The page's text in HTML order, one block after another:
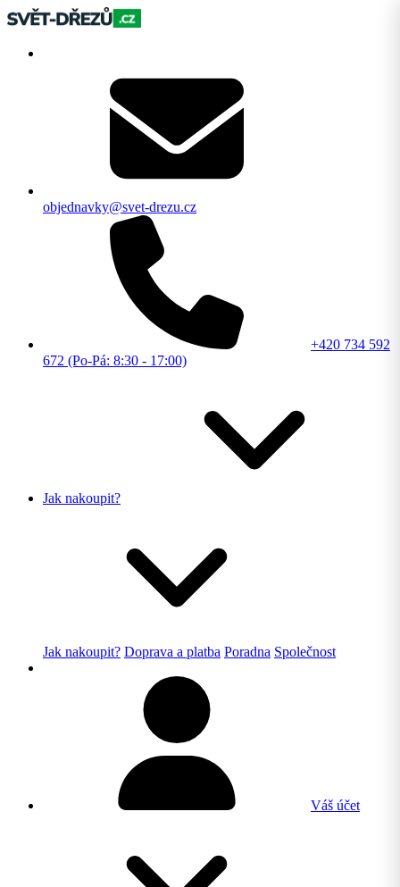
objednavky@svet-drezu.cz
+420 734 592
672 (Po-Pá: 8:30 - 17:00)
Jak nakoupit?
Jak nakoupit? Doprava a platba Poradna Společnost
Váš účet